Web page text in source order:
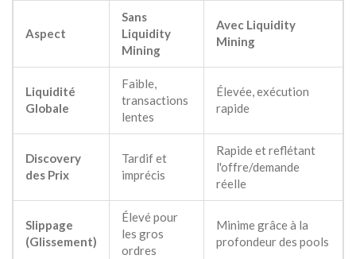
Aspect
Sans
Liquidity
Mining
Avec Liquidity
Mining
Liquidité
Globale
Faible,
transactions
lentes
Élevée, exécution
rapide
Discovery
des Prix
Tardif et
imprécis
Rapide et reflétant
l'offre/demande
réelle
Slippage
(Glissement)
Élevé pour
les gros
ordres
Minime grâce à la
profondeur des pools